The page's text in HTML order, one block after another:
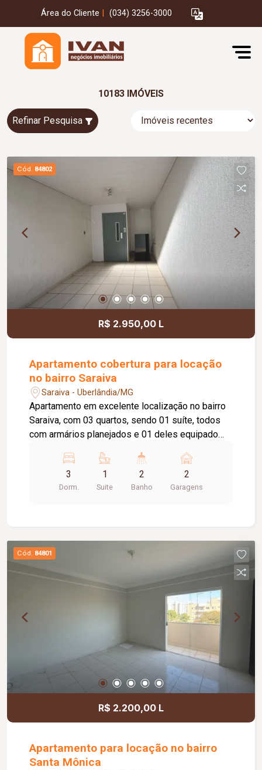
Área do Cliente (034) 3256-3000
10183 IMÓVEIS
Refinar Pesquisa
Cód. 84802
R$ 2.950,00 L
Apartamento cobertura para locação
no bairro Saraiva
Saraiva - Uberlândia/MG
Apartamento em excelente localização no bairro
Saraiva, com 03 quartos, sendo 01 suíte, todos
com armários planejados e 01 deles equipado
ambientes, sala de TV com ar-condicionado,
ampla sacada com acesso à suíte, cozinha com
armários, área de lavanderia, despensa, elevador
3
Dorm.
1
Suite
2
Banho
2
Garagens
Cód. 84801
R$ 2.200,00 L
Apartamento para locação no bairro
Santa Mônica